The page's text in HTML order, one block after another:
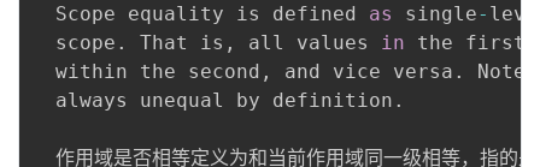
  Scope equality is defined
as single-
  scope
. That is , all values in the first
  within the second
, and vice versa .
  always unequal by definition
.